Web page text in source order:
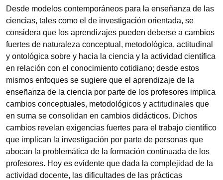
Desde modelos contemporáneos para la enseñanza de las
ciencias, tales como el de investigación orientada, se
considera que los aprendizajes pueden deberse a cambios
fuertes de naturaleza conceptual, metodológica, actitudinal
y ontológica sobre y hacia la ciencia y la actividad científica
en relación con el conocimiento cotidiano; desde estos
mismos enfoques se sugiere que el aprendizaje de la
enseñanza de la ciencia por parte de los profesores implica
cambios conceptuales, metodológicos y actitudinales que
en suma se consolidan en cambios didácticos. Dichos
cambios revelan exigencias fuertes para el trabajo científico
que implican la investigación por parte de personas que
abocan la problemática de la formación continuada de los
profesores. Hoy es evidente que dada la complejidad de la
actividad docente, las dificultades de las prácticas